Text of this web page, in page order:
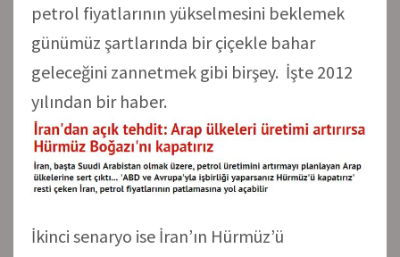
petrol fiyatlarının yükselmesini beklemek
günümüz şartlarında bir çiçekle bahar
geleceğini zannetmek gibi birşey. İşte 2012
yılından bir haber.
İkinci senaryo ise İran’ın Hürmüz’ü